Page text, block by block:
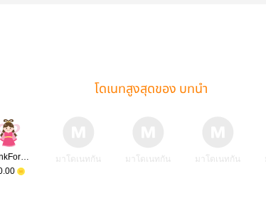
โดเนทสูงสุดของ บทนำ
ThankForReading
มาโดเนทกัน มาโดเนทกัน มาโดเนทกัน